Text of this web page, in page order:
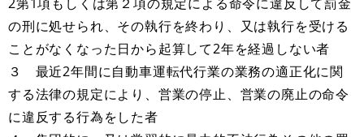
の刑に処せられ、その執行を終わり、又は執行を受ける
ことがなくなった日から起算して2年を経過しない者
３ 最近2年間に自動車運転代行業の業務の適正化に関
する法律の規定により、営業の停止、営業の廃止の命令
に違反する行為をした者